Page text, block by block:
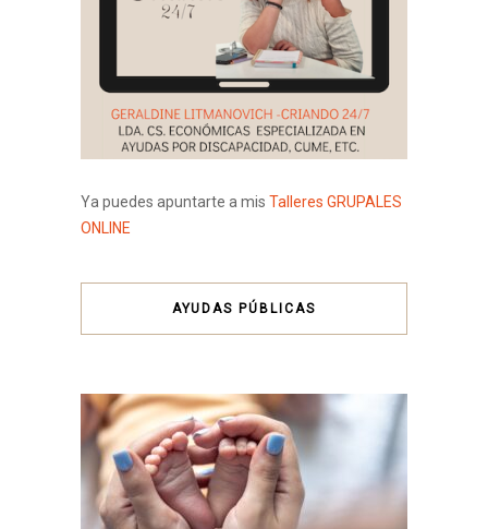
Ya puedes apuntarte a mis Talleres GRUPALES
ONLINE
AYUDAS PÚBLICAS